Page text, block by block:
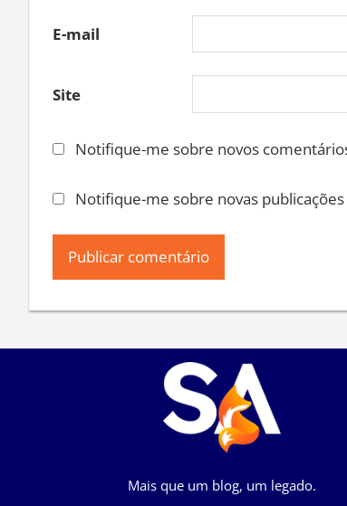
E-mail
Site
Notifique-me sobre novos
Notifique-me sobre novas
Mais que um blog, um legado.